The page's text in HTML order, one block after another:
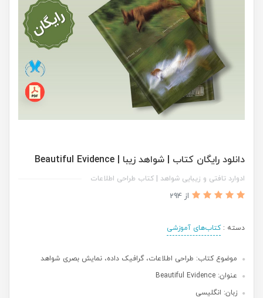
دانلود رایگان کتاب | شواهد زیبا | Beautiful Evidence
ادوارد تافتی و زیبایی شواهد | کتاب طراحی اطلاعات
از 294
دسته :کتاب‌های آموزشی
موضوع کتاب: طراحی اطلاعات، گرافیک داده، نمایش بصری شواهد
عنوان: Beautiful Evidence
زبان: انگلیسی